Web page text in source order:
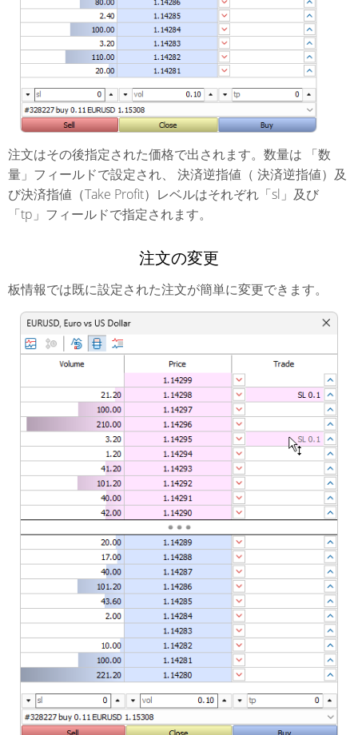
注文はその後指定された価格で出されます。数量は 「数
量」フィールドで設定され、 決済逆指値（ 決済逆指値）及
び決済指値（Take Profit）レベルはそれぞれ「sl」及び
「tp」フィールドで指定されます。
注文の変更
板情報では既に設定された注文が簡単に変更できます。